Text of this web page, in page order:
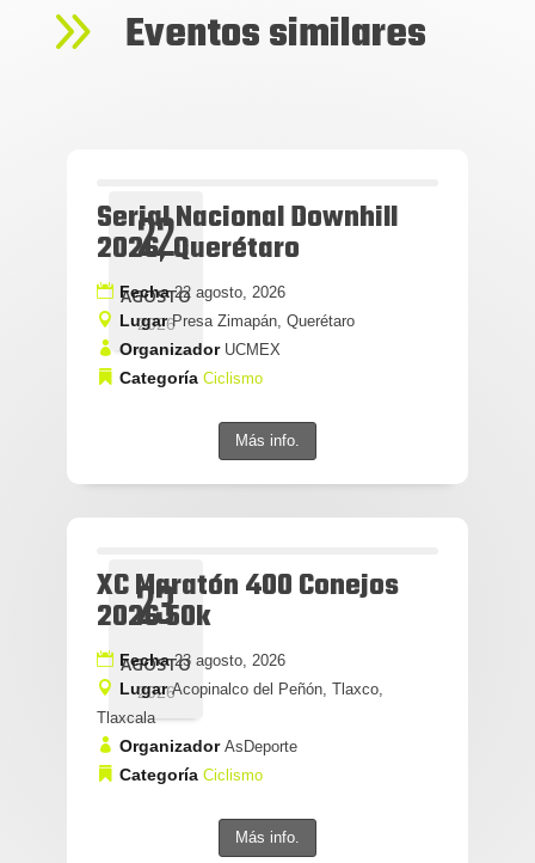
9 Eventos similares
22
AGOSTO
2026
Serial Nacional Downhill
2026, Querétaro
Fecha22 agosto, 2026
LugarPresa Zimapán, Querétaro
Organizador UCMEX
Categoría Ciclismo
Más info.
23
AGOSTO
2026
XC Maratón 400 Conejos
2026 50k
Fecha23 agosto, 2026
LugarAcopinalco del Peñón, Tlaxco,
Tlaxcala
Organizador AsDeporte
Categoría Ciclismo
Más info.